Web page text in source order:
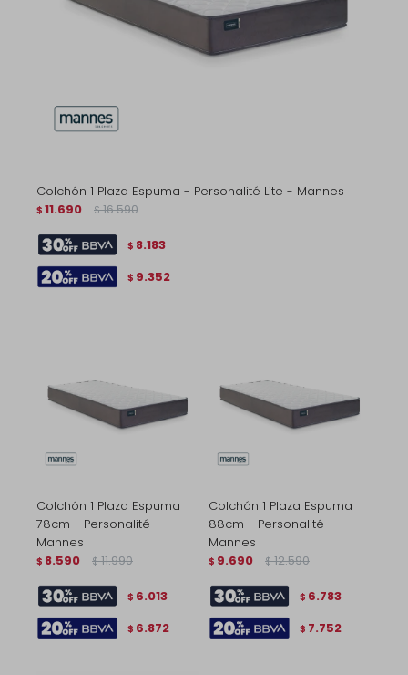
Colchón 1 Plaza Espuma - Personalité Lite - Mannes
$ 11.690 $ 16.590
$ 8.183
$ 9.352
Colchón 1 Plaza Espuma
78cm - Personalité -
Mannes
$ 8.590 $ 11.990
$ 6.013
$ 6.872
Colchón 1 Plaza Espuma
88cm - Personalité -
Mannes
$ 9.690 $ 12.590
$ 6.783
$ 7.752